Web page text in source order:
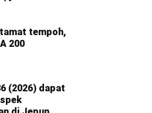
tempoh,
200
(2026) dapat